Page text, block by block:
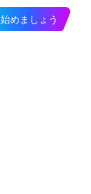
始めましょう